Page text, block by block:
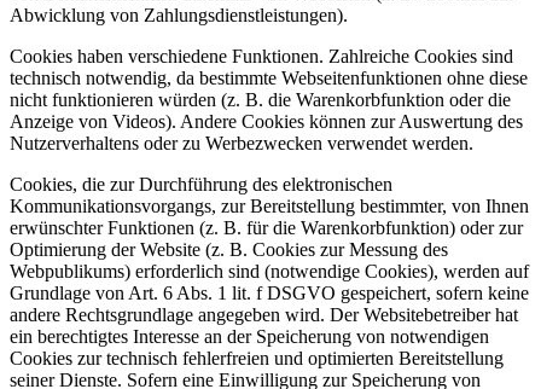
Abwicklung von Zahlungsdienstleistungen).
Cookies haben verschiedene Funktionen. Zahlreiche Cookies sind
technisch notwendig, da bestimmte Webseitenfunktionen ohne diese
nicht funktionieren würden (z. B. die Warenkorbfunktion oder die
Anzeige von Videos). Andere Cookies können zur Auswertung des
Nutzerverhaltens oder zu Werbezwecken verwendet werden.
Cookies, die zur Durchführung des elektronischen
Kommunikationsvorgangs, zur Bereitstellung bestimmter, von Ihnen
erwünschter Funktionen (z. B. für die Warenkorbfunktion) oder zur
Optimierung der Website (z. B. Cookies zur Messung des
Webpublikums) erforderlich sind (notwendige Cookies), werden auf
Grundlage von Art. 6 Abs. 1 lit. f DSGVO gespeichert, sofern keine
andere Rechtsgrundlage angegeben wird. Der Websitebetreiber hat
ein berechtigtes Interesse an der Speicherung von notwendigen
Cookies zur technisch fehlerfreien und optimierten Bereitstellung
seiner Dienste. Sofern eine Einwilligung zur Speicherung von